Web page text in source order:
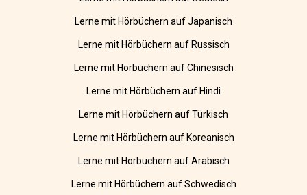
Lerne mit Hörbüchern auf Japanisch
Lerne mit Hörbüchern auf Russisch
Lerne mit Hörbüchern auf Chinesisch
Lerne mit Hörbüchern auf Hindi
Lerne mit Hörbüchern auf Türkisch
Lerne mit Hörbüchern auf Koreanisch
Lerne mit Hörbüchern auf Arabisch
Lerne mit Hörbüchern auf Schwedisch